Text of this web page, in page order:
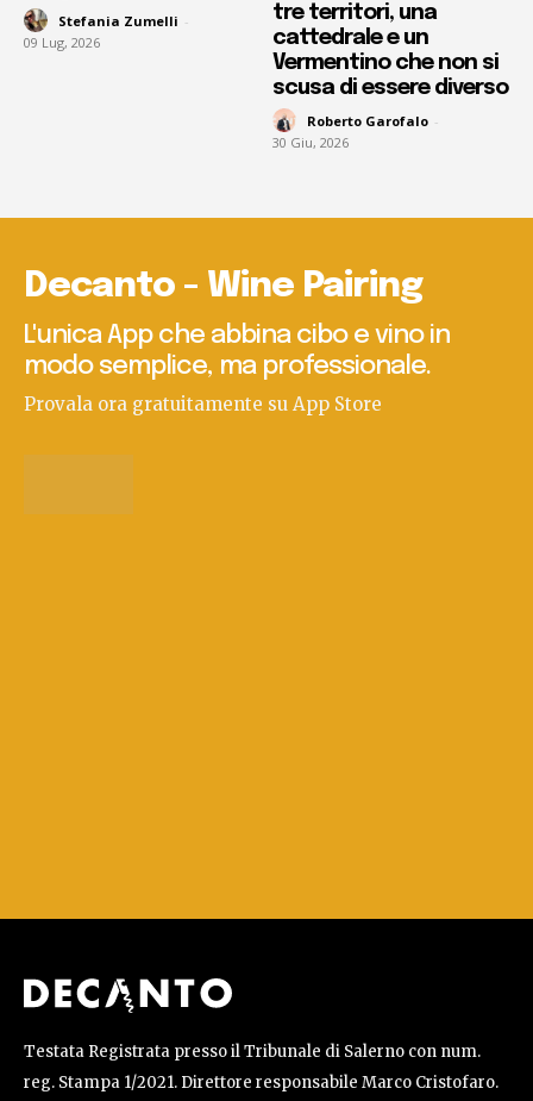
Stefania Zumelli -
09 Lug, 2026
tre territori, una
cattedrale e un
Vermentino che non si
scusa di essere diverso
Roberto Garofalo -
30 Giu, 2026
Decanto - Wine Pairing
L'unica App che abbina cibo e vino in
modo semplice, ma professionale.
Provala ora gratuitamente su App Store
Testata Registrata presso il Tribunale di Salerno con num.
reg. Stampa 1/2021. Direttore responsabile Marco Cristofaro.